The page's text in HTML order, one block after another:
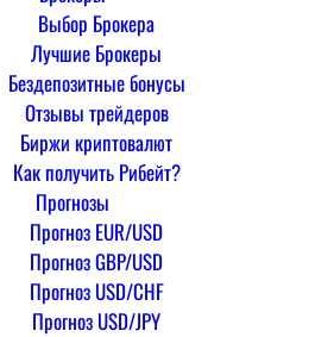
Выбор Брокера
Лучшие Брокеры
Бездепозитные бонусы
Отзывы трейдеров
Биржи криптовалют
Как получить Рибейт?
Прогнозы
Прогноз EUR/USD
Прогноз GBP/USD
Прогноз USD/CHF
Прогноз USD/JPY